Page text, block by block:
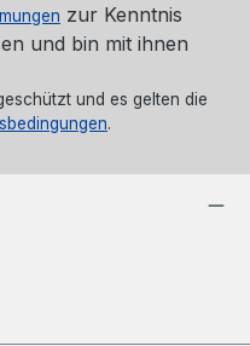
zur Kenntnis
und bin mit ihnen
und es gelten die
.